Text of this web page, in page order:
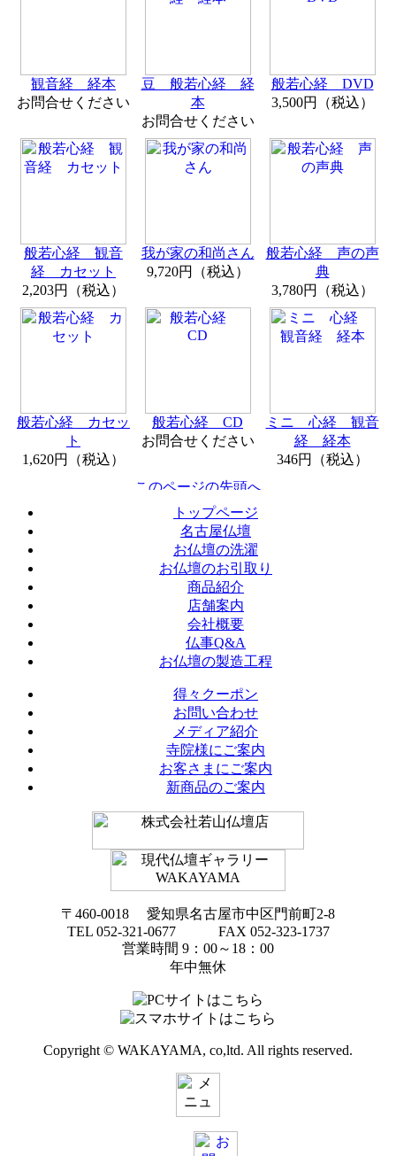
観音経 経本
お問合せください
豆 般若心経 経
本
お問合せください
般若心経 DVD
3,500円（税込）
般若心経 観音
経 カセット
2,203円（税込）
我が家の和尚さん
9,720円（税込）
般若心経 声の声
典
3,780円（税込）
般若心経 カセッ
ト
1,620円（税込）
般若心経 CD
お問合せください
ミニ 心経 観音
経 経本
346円（税込）
トップページ
名古屋仏壇
お仏壇の洗濯
お仏壇のお引取り
商品紹介
店舗案内
会社概要
仏事Q&A
お仏壇の製造工程
得々クーポン
お問い合わせ
メディア紹介
寺院様にご案内
お客さまにご案内
新商品のご案内
〒460-0018 愛知県名古屋市中区門前町2-8
TEL 052-321-0677 FAX 052-323-1737
営業時間 9：00～18：00
年中無休
Copyright © WAKAYAMA, co,ltd. All rights reserved.